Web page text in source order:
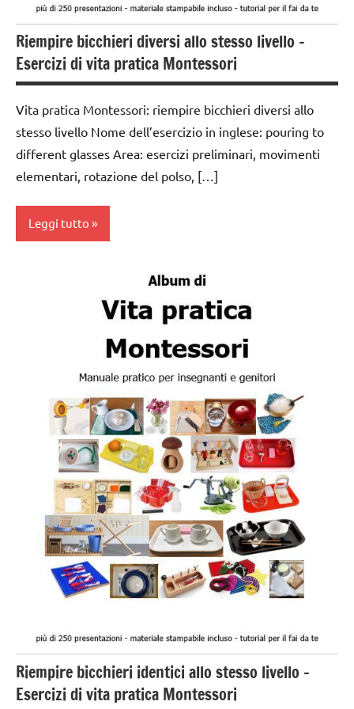
PER ETA'
TUTTI GLI
ARTICOLI
VITA
PRATICA
Riempire bicchieri diversi allo stesso livello –
Esercizi di vita pratica Montessori
Vita pratica Montessori: riempire bicchieri diversi allo
stesso livello Nome dell’esercizio in inglese: pouring to
different glasses Area: esercizi preliminari, movimenti
elementari, rotazione del polso, […]
Leggi tutto
esercizi
preliminari
movimenti
elementari
GUIDA
DIDATTICA
MONTESSORI
TUTTI GLI
PER ETA'
TUTTI GLI
ARTICOLI
Riempire bicchieri identici allo stesso livello –
Esercizi di vita pratica Montessori